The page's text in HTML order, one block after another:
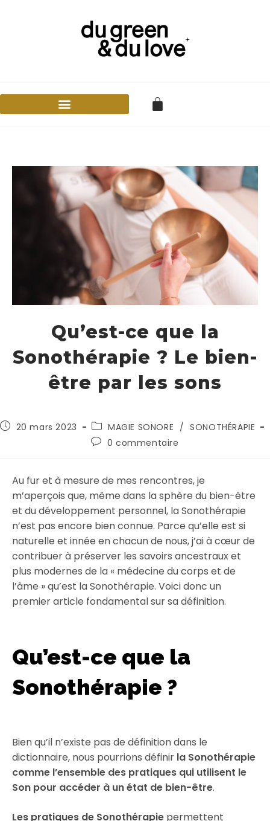
Qu’est-ce que la
Sonothérapie ? Le bien-
être par les sons
20 mars 2023 MAGIE SONORE / SONOTHÉRAPIE
0 commentaire
Au fur et à mesure de mes rencontres, je
m’aperçois que, même dans la sphère du bien-être
et du développement personnel, la Sonothérapie
n’est pas encore bien connue. Parce qu’elle est si
naturelle et innée en chacun de nous, j’ai à cœur de
contribuer à préserver les savoirs ancestraux et
plus modernes de la « médecine du corps et de
l’âme » qu’est la Sonothérapie. Voici donc un
premier article fondamental sur sa définition.
Qu’est-ce que la
Sonothérapie ?
Bien qu’il n’existe pas de définition dans le
dictionnaire, nous pourrions définir la Sonothérapie
comme l’ensemble des pratiques qui utilisent le
Son pour accéder à un état de bien-être.
Les pratiques de Sonothérapie permettent